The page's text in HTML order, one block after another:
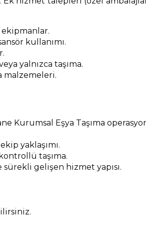
ekipmanlar.
kullanımı.
yalnızca taşıma.
malzemeleri.
Kurumsal Eşya Taşıma
yaklaşımı.
taşıma.
gelişen hizmet yapısı.